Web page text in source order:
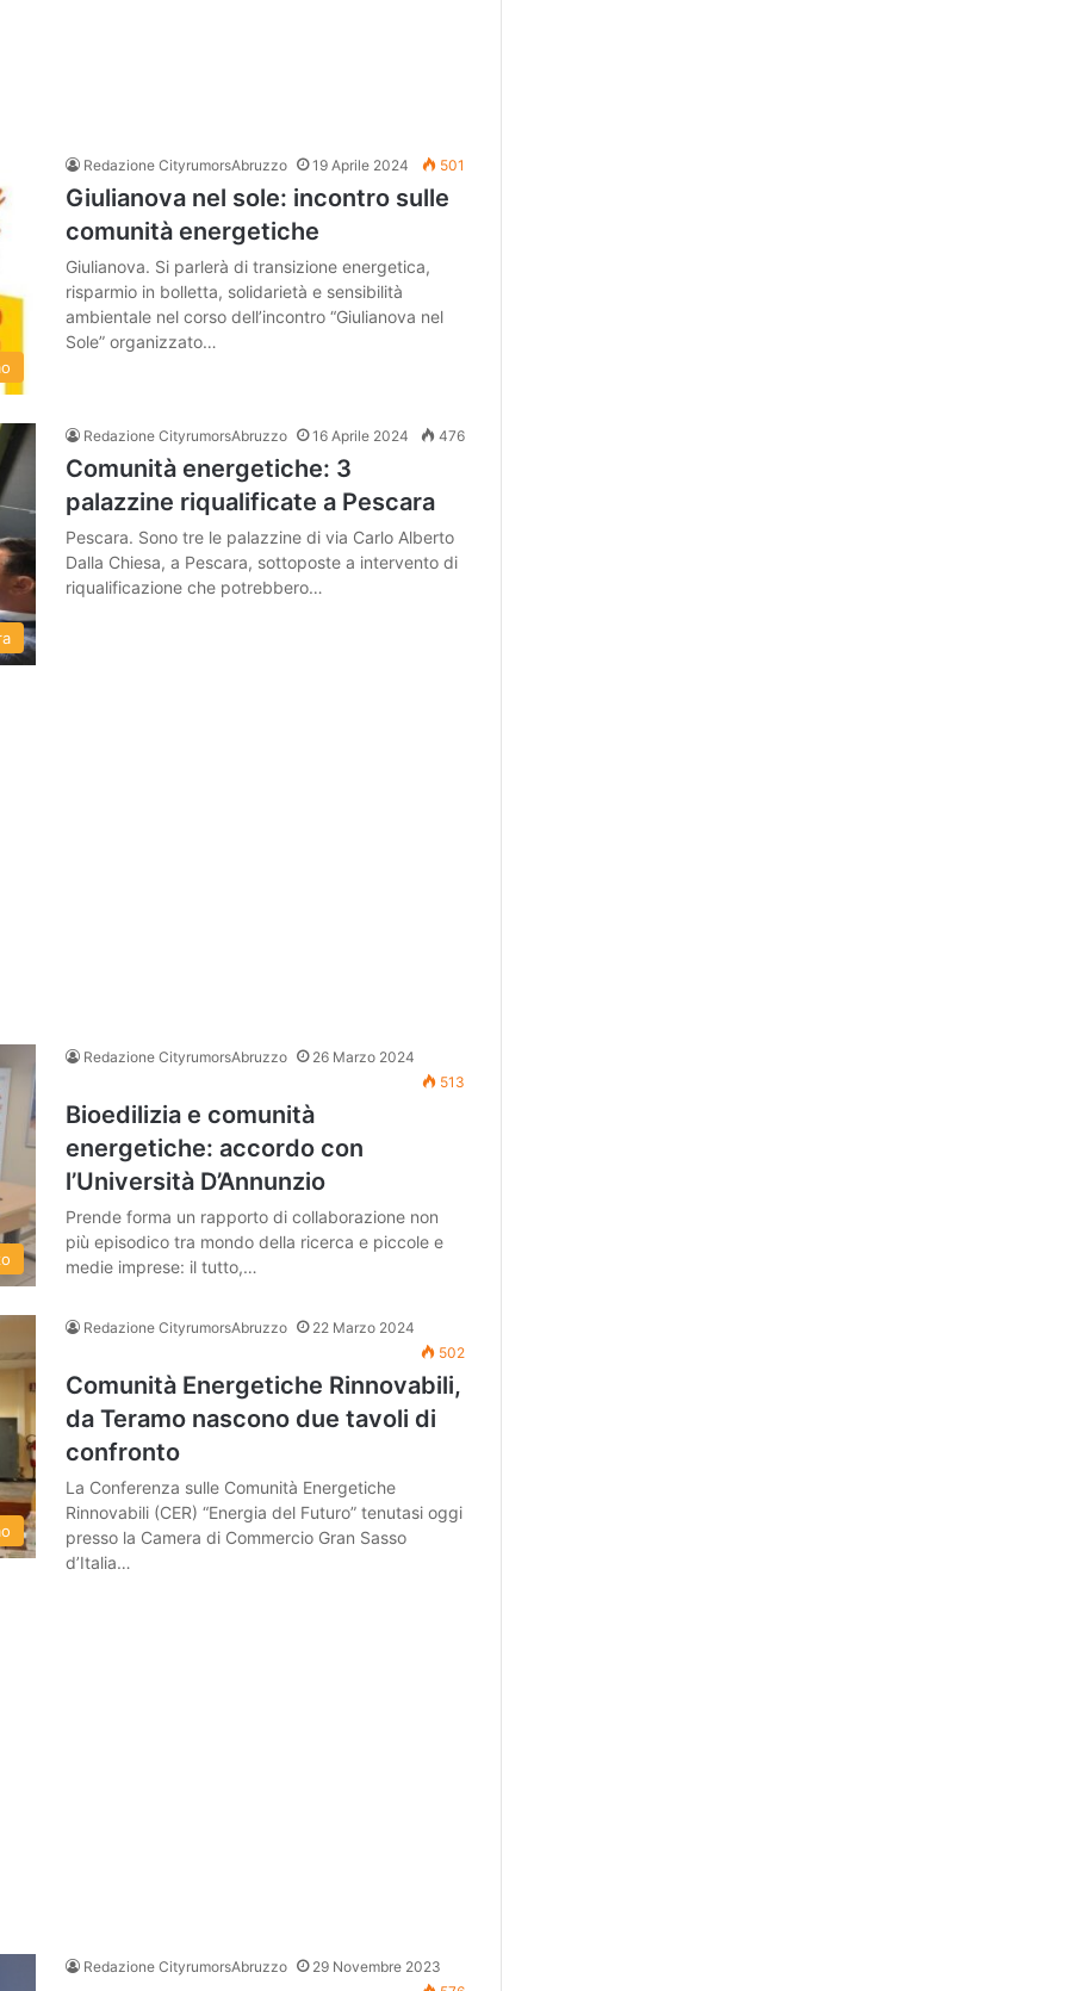
Redazione CityrumorsAbruzzo 19 Aprile 2024 501
Giulianova nel sole: incontro sulle
comunità energetiche
Giulianova. Si parlerà di transizione energetica,
risparmio in bolletta, solidarietà e sensibilità
ambientale nel corso dell’incontro “Giulianova nel
Sole” organizzato…
Redazione CityrumorsAbruzzo 16 Aprile 2024 476
Comunità energetiche: 3
palazzine riqualificate a Pescara
Pescara. Sono tre le palazzine di via Carlo Alberto
Dalla Chiesa, a Pescara, sottoposte a intervento di
riqualificazione che potrebbero…
Redazione CityrumorsAbruzzo
26 Marzo 2024
513
Bioedilizia e comunità
energetiche: accordo con
l’Università D’Annunzio
Prende forma un rapporto di collaborazione non
più episodico tra mondo della ricerca e piccole e
medie imprese: il tutto,…
Redazione CityrumorsAbruzzo
22 Marzo 2024
502
Comunità Energetiche Rinnovabili,
da Teramo nascono due tavoli di
confronto
La Conferenza sulle Comunità Energetiche
Rinnovabili (CER) “Energia del Futuro” tenutasi oggi
presso la Camera di Commercio Gran Sasso
d’Italia…
Redazione CityrumorsAbruzzo
29 Novembre 2023